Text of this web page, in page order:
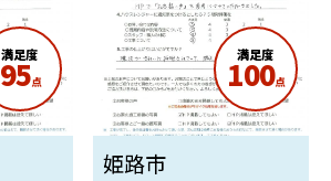
満足度
95点
満足度
100点
姫路市